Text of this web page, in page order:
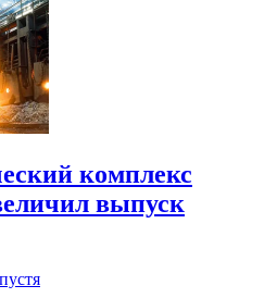
комплекс
выпуск